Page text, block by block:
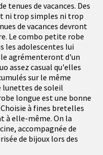
tenues de vacances. Des
ni trop simples ni trop
de vacances devront
Le combo petite robe
les adolescentes lui
agrémenteront d'un
assez casual qu'elles
sur le même
lunettes de soleil
longue est une bonne
à fines bretelles
à elle-même. On la
accompagnée de
de bijoux lors des